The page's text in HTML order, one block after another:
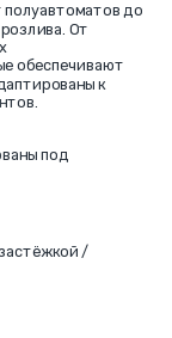
до
От
обеспечивают
к
под
/